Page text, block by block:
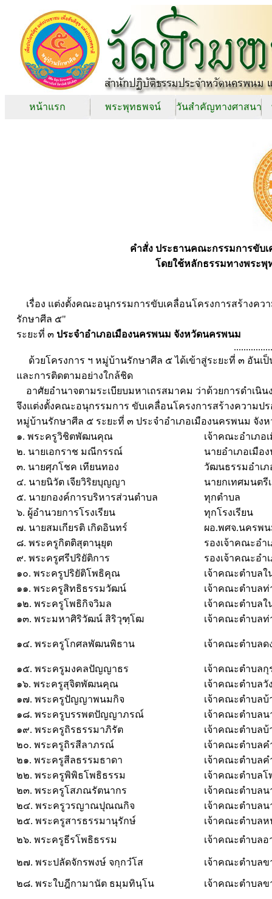
หน้าแรก พระพุทธพจน์ วันสำคัญทางศาสนา
คำสั่ง ประธานคณะกรรมการขับ
โดยใช้หลักธรรมทางพระ
เรื่อง แต่งตั้งคณะอนุกรรมการขับเคลื่อนโครงการสร้างค
รักษาศีล ๕"
ระยะที่ ๓ ประจำอำเภอเมืองนครพนม จังหวัดนครพนม
ด้วยโครงการ ฯ หมู่บ้านรักษาศีล ๕ ได้เข้าสู่ระยะที่ ๓ อันเ
และการติดตามอย่างใกล้ชิด
อาศัยอำนาจตามระเบียบมหาเถรสมาคม ว่าด้วยการดำเ
จึงแต่งตั้งคณะอนุกรรมการ ขับเคลื่อนโครงการสร้างความ
หมู่บ้านรักษาศีล ๕ ระยะที่ ๓ ประจำอำเภอเมืองนครพนม จัง
๑. พระครูวิชิตพัฒนคุณ
เจ้าคณะอำเภอ
๒. นายเอกราช มณีกรรณ์
นายอำเภอเมือ
๓. นายศุภโชค เทียนทอง
วัฒนธรรมอำเ
๔. นายนิวัต เจียวิริยบุญญา
นายกเทศมนต
๕. นายกองค์การบริหารส่วนตำบล
ทุกตำบล
๖. ผู้อำนวยการโรงเรียน
ทุกโรงเรียน
๗. นายสมเกียรติ เกิดอินทร์
ผอ.พศจ.นครพ
๘. พระครูกิตติสุตานุยุต
รองเจ้าคณะอำ
๙. พระครูศรีปริยัติการ
รองเจ้าคณะอำ
๑๐. พระครูปริยัติโพธิคุณ
เจ้าคณะตำบลใ
๑๑. พระครูสิทธิธรรมวัฒน์
เจ้าคณะตำบลท่
๑๒. พระครูโพธิกิจวิมล
เจ้าคณะตำบลใ
๑๓. พระมหาศิริวัฒน์ สิริวุฑฺโฒ
เจ้าคณะตำบลท่
๑๔. พระครูโกศลพัฒนพิธาน เจ้าคณะตำบลด
๑๕. พระครูมงคลปัญญาธร
เจ้าคณะตำบลกุ
๑๖. พระครูสุจิตพัฒนคุณ
เจ้าคณะตำบลวั
๑๗. พระครูปัญญาพนมกิจ
เจ้าคณะตำบลบ้
๑๘. พระครูบรรพตปัญญาภรณ์
เจ้าคณะตำบลน
๑๙. พระครูถิรธรรมาภิรัต
เจ้าคณะตำบลบ้
๒๐. พระครูถิรสีลาภรณ์
เจ้าคณะตำบลค
๒๑. พระครูสีลธรรมธาดา
เจ้าคณะตำบลค
๒๒. พระครูพิพิธโพธิธรรม
เจ้าคณะตำบลโ
๒๓. พระครูโสภณรัตนากร
เจ้าคณะตำบลน
๒๔. พระครูวรญาณปุณณกิจ
เจ้าคณะตำบลน
๒๕. พระครูสารธรรมานุรักษ์
เจ้าคณะตำบล
๒๖. พระครูธีรโพธิธรรม
เจ้าคณะตำบลอ
๒๗. พระปลัดจักรพงษ์ จกฺกวํโส เจ้าคณะตำบลข
๒๘. พระใบฎีกามานัต ธมฺมทินฺโน เจ้าคณะตำบลข